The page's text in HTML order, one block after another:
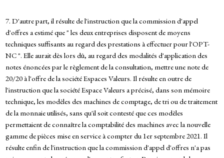
7. D'autre part, il résulte de l'instruction que la commission d'appel
d'offres a estimé que " les deux entreprises disposent de moyens
techniques suffisants au regard des prestations à effectuer pour l'OPT-
NC ". Elle aurait dès lors dû, au regard des modalités d'application des
notes énoncées par le règlement de la consultation, mettre une note de
20/20 à l'offre de la société Espaces Valeurs. Il résulte en outre de
l'instruction que la société Espace Valeurs a précisé, dans son mémoire
technique, les modèles des machines de comptage, de tri ou de traitement
de la monnaie utilisés, sans qu'il soit contesté que ces modèles
permettaient de connaître la comptabilité des machines avec la nouvelle
gamme de pièces mise en service à compter du 1er septembre 2021. Il
résulte enfin de l'instruction que la commission d'appel d'offres n'a pas